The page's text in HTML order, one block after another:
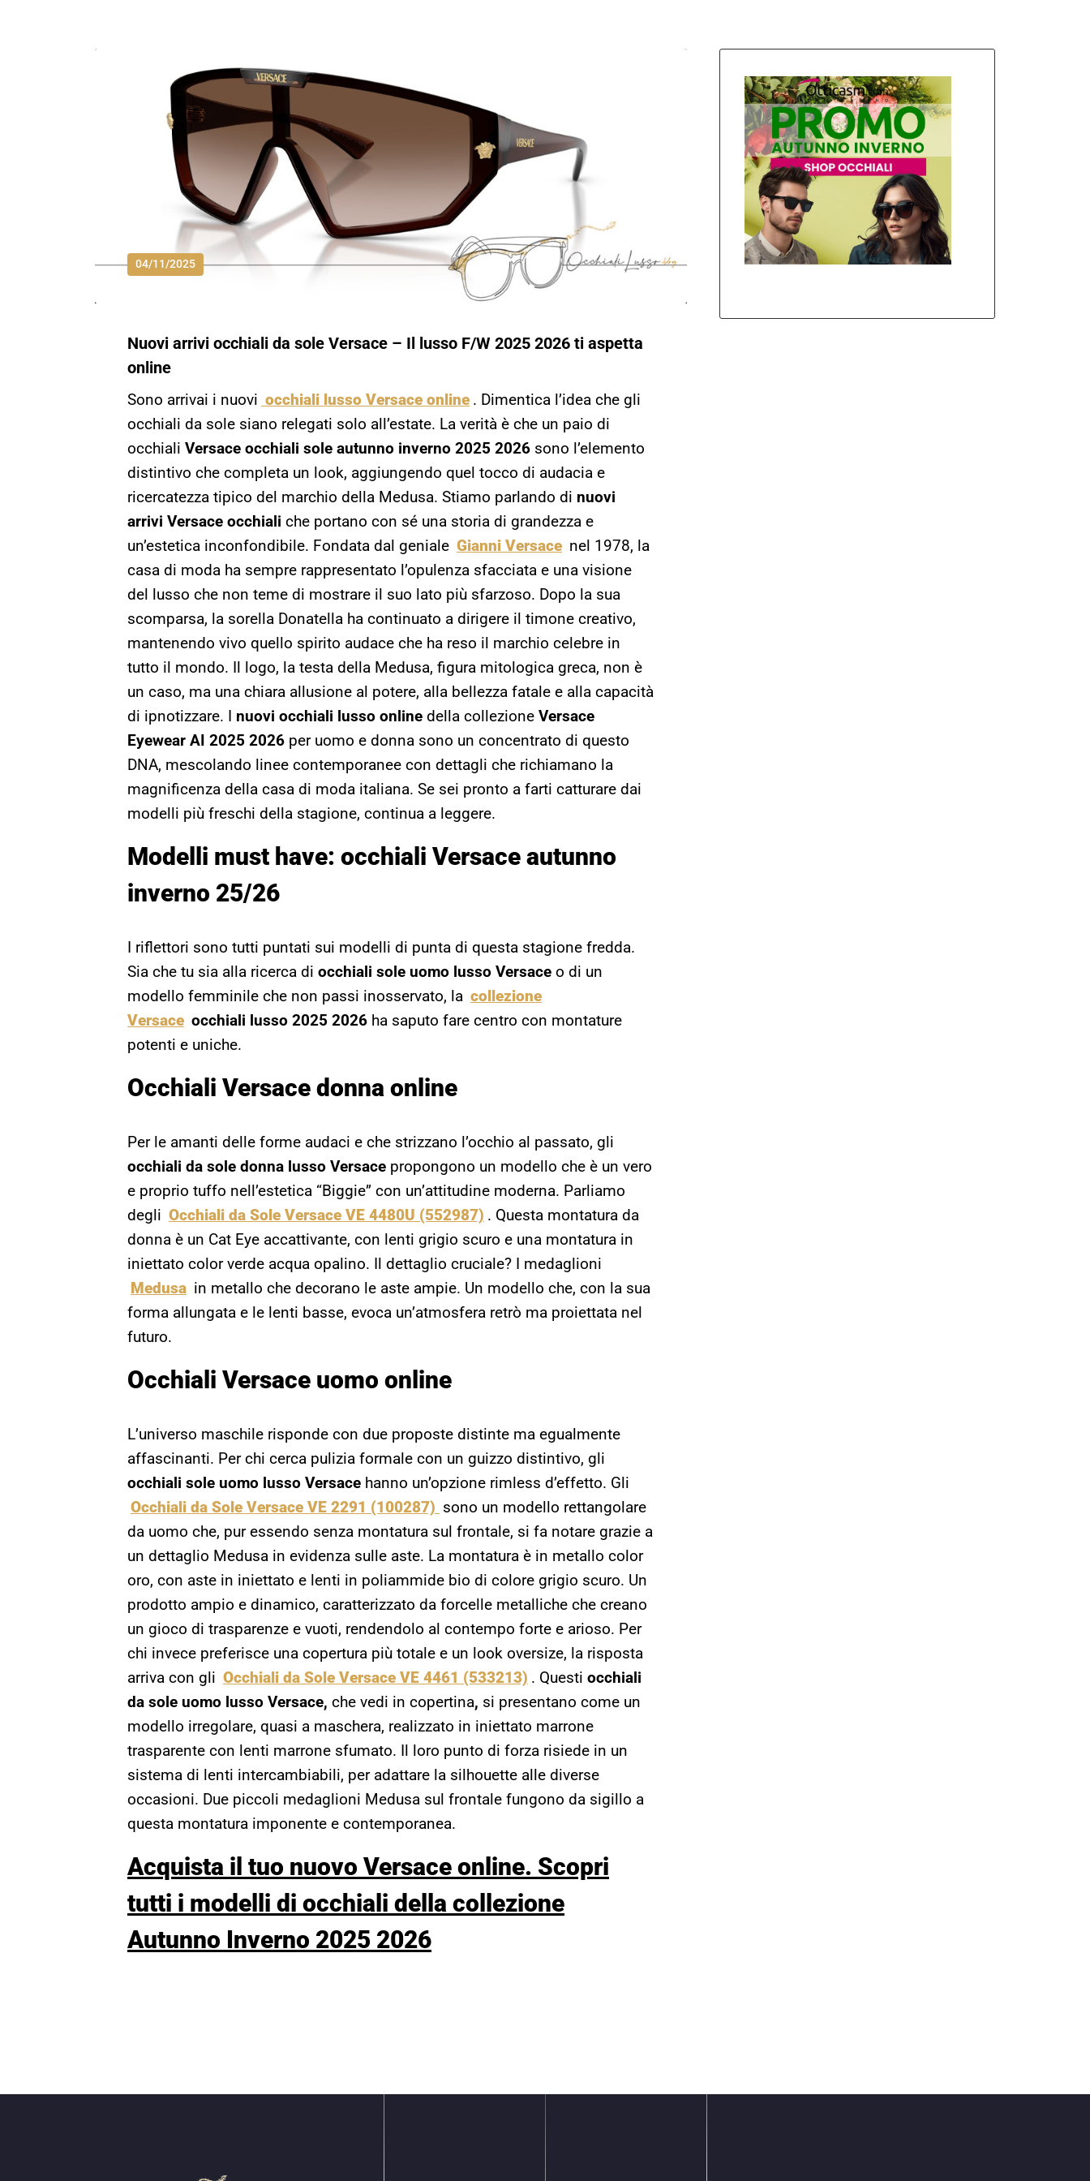
04/11/2025
Nuovi arrivi occhiali da sole Versace – Il lusso F/W 2025 2026 ti aspetta
online
Sono arrivai i nuovi occhiali lusso Versace online . Dimentica l’idea che gli
occhiali da sole siano relegati solo all’estate. La verità è che un paio di
occhiali Versace occhiali sole autunno inverno 2025 2026 sono l’elemento
distintivo che completa un look, aggiungendo quel tocco di audacia e
ricercatezza tipico del marchio della Medusa. Stiamo parlando di nuovi
arrivi Versace occhiali che portano con sé una storia di grandezza e
un’estetica inconfondibile. Fondata dal geniale Gianni Versace nel 1978, la
casa di moda ha sempre rappresentato l’opulenza sfacciata e una visione
del lusso che non teme di mostrare il suo lato più sfarzoso. Dopo la sua
scomparsa, la sorella Donatella ha continuato a dirigere il timone creativo,
mantenendo vivo quello spirito audace che ha reso il marchio celebre in
tutto il mondo. Il logo, la testa della Medusa, figura mitologica greca, non è
un caso, ma una chiara allusione al potere, alla bellezza fatale e alla capacità
di ipnotizzare. I nuovi occhiali lusso online della collezione Versace
Eyewear AI 2025 2026 per uomo e donna sono un concentrato di questo
DNA, mescolando linee contemporanee con dettagli che richiamano la
magnificenza della casa di moda italiana. Se sei pronto a farti catturare dai
modelli più freschi della stagione, continua a leggere.
Modelli must have: occhiali Versace autunno
inverno 25/26
I riflettori sono tutti puntati sui modelli di punta di questa stagione fredda.
Sia che tu sia alla ricerca di occhiali sole uomo lusso Versace o di un
modello femminile che non passi inosservato, la collezione
Versace occhiali lusso 2025 2026 ha saputo fare centro con montature
potenti e uniche.
Occhiali Versace donna online
Per le amanti delle forme audaci e che strizzano l’occhio al passato, gli
occhiali da sole donna lusso Versace propongono un modello che è un vero
e proprio tuffo nell’estetica “Biggie” con un’attitudine moderna. Parliamo
degli Occhiali da Sole Versace VE 4480U (552987) . Questa montatura da
donna è un Cat Eye accattivante, con lenti grigio scuro e una montatura in
iniettato color verde acqua opalino. Il dettaglio cruciale? I medaglioni
Medusa in metallo che decorano le aste ampie. Un modello che, con la sua
forma allungata e le lenti basse, evoca un’atmosfera retrò ma proiettata nel
futuro.
Occhiali Versace uomo online
L’universo maschile risponde con due proposte distinte ma egualmente
affascinanti. Per chi cerca pulizia formale con un guizzo distintivo, gli
occhiali sole uomo lusso Versace hanno un’opzione rimless d’effetto. Gli
Occhiali da Sole Versace VE 2291 (100287) sono un modello rettangolare
da uomo che, pur essendo senza montatura sul frontale, si fa notare grazie a
un dettaglio Medusa in evidenza sulle aste. La montatura è in metallo color
oro, con aste in iniettato e lenti in poliammide bio di colore grigio scuro. Un
prodotto ampio e dinamico, caratterizzato da forcelle metalliche che creano
un gioco di trasparenze e vuoti, rendendolo al contempo forte e arioso. Per
chi invece preferisce una copertura più totale e un look oversize, la risposta
arriva con gli Occhiali da Sole Versace VE 4461 (533213) . Questi occhiali
da sole uomo lusso Versace, che vedi in copertina, si presentano come un
modello irregolare, quasi a maschera, realizzato in iniettato marrone
trasparente con lenti marrone sfumato. Il loro punto di forza risiede in un
sistema di lenti intercambiabili, per adattare la silhouette alle diverse
occasioni. Due piccoli medaglioni Medusa sul frontale fungono da sigillo a
questa montatura imponente e contemporanea.
Acquista il tuo nuovo Versace online. Scopri
tutti i modelli di occhiali della collezione
Autunno Inverno 2025 2026